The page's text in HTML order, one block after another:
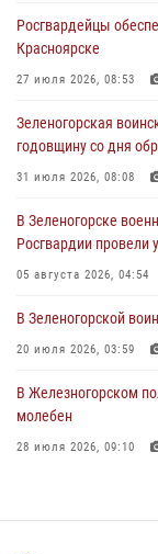
Сотрудники
время проведения
04 августа 2026, 08:36
В Красноярске
в серии краж из
04 августа 2026, 06:50
Военнослужащие
познакомили
03 августа 2026, 13:12
Росгвардейцы
Красноярске
27 июля 2026, 08:53
Зеленогорская
годовщину со дня
31 июля 2026, 08:08
В Зеленогорске
Росгвардии провели
05 августа 2026, 04:54
В Зеленогорской
20 июля 2026, 03:59
В Железногорском
молебен
28 июля 2026, 09:10